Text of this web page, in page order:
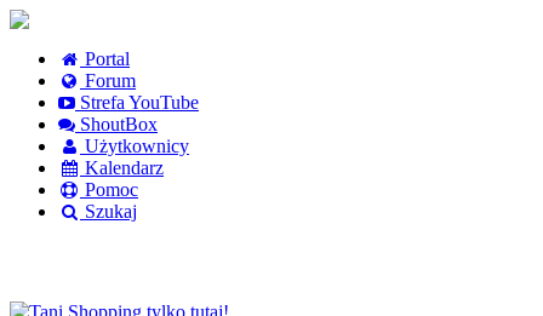
Portal
Forum
Strefa YouTube
ShoutBox
Użytkownicy
Kalendarz
Pomoc
Szukaj